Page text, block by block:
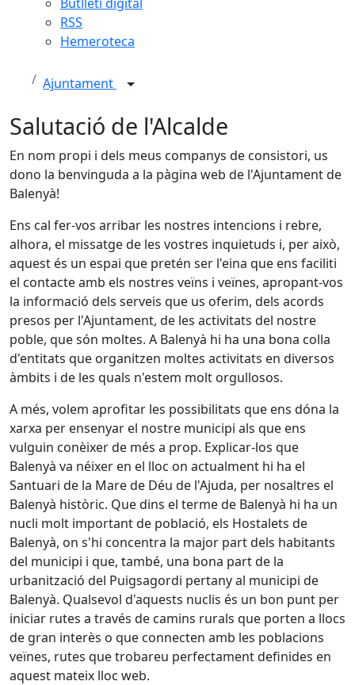
RSS
Hemeroteca
Ajuntament
Salutació de l'Alcalde
En nom propi i dels meus companys de consistori, us
dono la benvinguda a la pàgina web de l'Ajuntament de
Balenyà!
Ens cal fer-vos arribar les nostres intencions i rebre,
alhora, el missatge de les vostres inquietuds i, per això,
aquest és un espai que pretén ser l'eina que ens faciliti
el contacte amb els nostres veïns i veïnes, apropant-vos
la informació dels serveis que us oferim, dels acords
presos per l'Ajuntament, de les activitats del nostre
poble, que són moltes. A Balenyà hi ha una bona colla
d'entitats que organitzen moltes activitats en diversos
àmbits i de les quals n'estem molt orgullosos.
A més, volem aprofitar les possibilitats que ens dóna la
xarxa per ensenyar el nostre municipi als que ens
vulguin conèixer de més a prop. Explicar-los que
Balenyà va néixer en el lloc on actualment hi ha el
Santuari de la Mare de Déu de l'Ajuda, per nosaltres el
Balenyà històric. Que dins el terme de Balenyà hi ha un
nucli molt important de població, els Hostalets de
Balenyà, on s'hi concentra la major part dels habitants
del municipi i que, també, una bona part de la
urbanització del Puigsagordi pertany al municipi de
Balenyà. Qualsevol d'aquests nuclis és un bon punt per
iniciar rutes a través de camins rurals que porten a llocs
de gran interès o que connecten amb les poblacions
veïnes, rutes que trobareu perfectament definides en
aquest mateix lloc web.